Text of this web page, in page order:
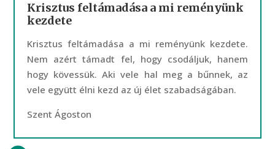
Krisztus feltámadása a mi reményünk
kezdete
Krisztus feltámadása a mi reményünk kezdete.
Nem azért támadt fel, hogy csodáljuk, hanem
hogy kövessük. Aki vele hal meg a bűnnek, az
vele együtt élni kezd az új élet szabadságában.
Szent Ágoston